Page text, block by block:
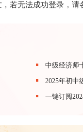
若无法成功登录，请
中级经济师
2025年初中
一键订阅